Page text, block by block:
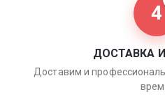
4
ДОСТАВКА
Доставим и